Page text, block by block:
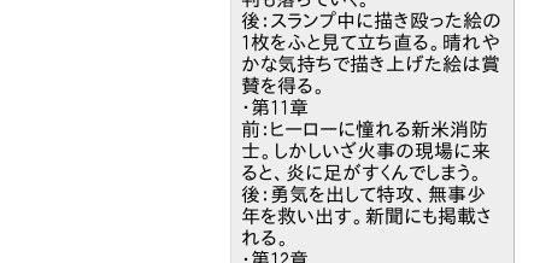
後：スランプ中に描き殴った絵の
1枚をふと見て立ち直る。晴れや
かな気持ちで描き上げた絵は賞
賛を得る。
・第11章
前：ヒーローに憧れる新米消防
士。しかしいざ火事の現場に来
ると、炎に足がすくんでしまう。
後：勇気を出して特攻、無事少
年を救い出す。新聞にも掲載さ
れる。